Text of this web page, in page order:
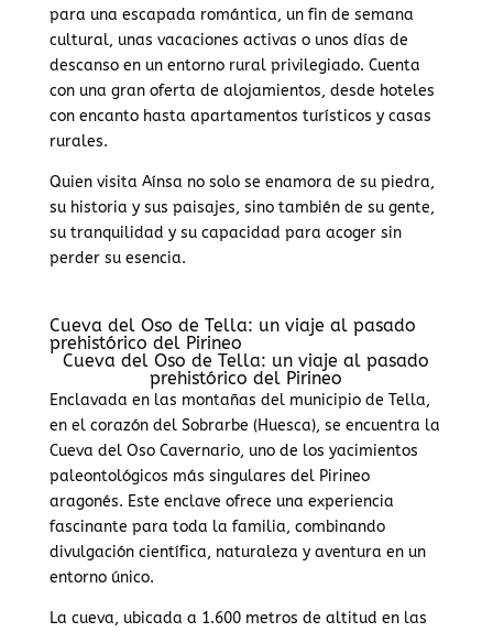
para una escapada romántica, un fin de semana
cultural, unas vacaciones activas o unos días de
descanso en un entorno rural privilegiado. Cuenta
con una gran oferta de alojamientos, desde hoteles
con encanto hasta apartamentos turísticos y casas
rurales.
Quien visita Aínsa no solo se enamora de su piedra,
su historia y sus paisajes, sino también de su gente,
su tranquilidad y su capacidad para acoger sin
perder su esencia.
Cueva del Oso de Tella: un viaje al pasado
prehistórico del Pirineo
Cueva del Oso de Tella: un viaje al pasado
prehistórico del Pirineo
Enclavada en las montañas del municipio de Tella,
en el corazón del Sobrarbe (Huesca), se encuentra la
Cueva del Oso Cavernario, uno de los yacimientos
paleontológicos más singulares del Pirineo
aragonés. Este enclave ofrece una experiencia
fascinante para toda la familia, combinando
divulgación científica, naturaleza y aventura en un
entorno único.
La cueva, ubicada a 1.600 metros de altitud en las